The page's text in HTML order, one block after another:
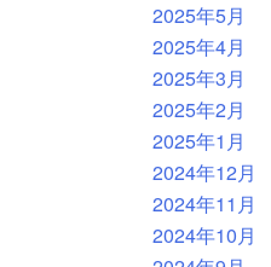
2025年5月
2025年4月
2025年3月
2025年2月
2025年1月
2024年12月
2024年11月
2024年10月